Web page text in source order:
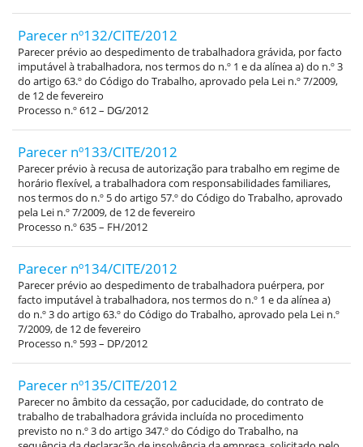
Parecer nº132/CITE/2012
Parecer prévio ao despedimento de trabalhadora grávida, por facto
imputável à trabalhadora, nos termos do n.º 1 e da alínea a) do n.º 3
do artigo 63.º do Código do Trabalho, aprovado pela Lei n.º 7/2009,
de 12 de fevereiro
Processo n.º 612 – DG/2012
Parecer nº133/CITE/2012
Parecer prévio à recusa de autorização para trabalho em regime de
horário flexível, a trabalhadora com responsabilidades familiares,
nos termos do n.º 5 do artigo 57.º do Código do Trabalho, aprovado
pela Lei n.º 7/2009, de 12 de fevereiro
Processo n.º 635 – FH/2012
Parecer nº134/CITE/2012
Parecer prévio ao despedimento de trabalhadora puérpera, por
facto imputável à trabalhadora, nos termos do n.º 1 e da alínea a)
do n.º 3 do artigo 63.º do Código do Trabalho, aprovado pela Lei n.º
7/2009, de 12 de fevereiro
Processo n.º 593 – DP/2012
Parecer nº135/CITE/2012
Parecer no âmbito da cessação, por caducidade, do contrato de
trabalho de trabalhadora grávida incluída no procedimento
previsto no n.º 3 do artigo 347.º do Código do Trabalho, na